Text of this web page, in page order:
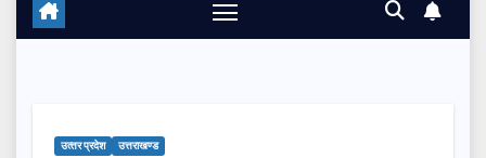
उत्‍तर प्रदेश उत्तराखण्ड